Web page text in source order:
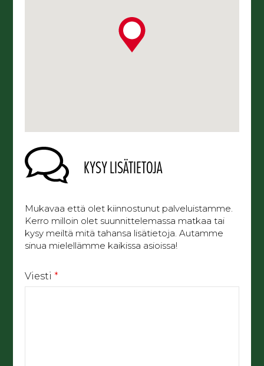
KYSY LISÄTIETOJA
Mukavaa että olet kiinnostunut palveluistamme.
Kerro milloin olet suunnittelemassa matkaa tai
kysy meiltä mitä tahansa lisätietoja. Autamme
sinua mielellämme kaikissa asioissa!
Viesti *